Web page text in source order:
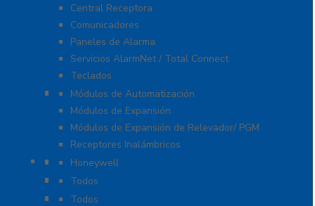
Central Receptora
Comunicadores
Paneles de Alarma
Servicios AlarmNet / Total Connect
Teclados
Módulos de Expansión
Módulos de Automatización
Módulos de Expansión
Módulos de Expansión de Relevador/ PGM
Receptores Inalámbricos
Megafonía y Audioevacuación
Honeywell
Paneles de Alarma
Todos
Protección Contra Sobretensiones
Todos